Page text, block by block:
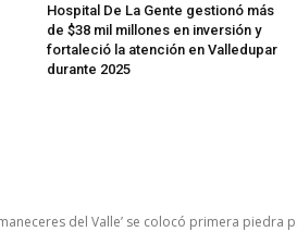
Hospital De La Gente gestionó más
de $38 mil millones en inversión y
fortaleció la atención en Valledupar
durante 2025